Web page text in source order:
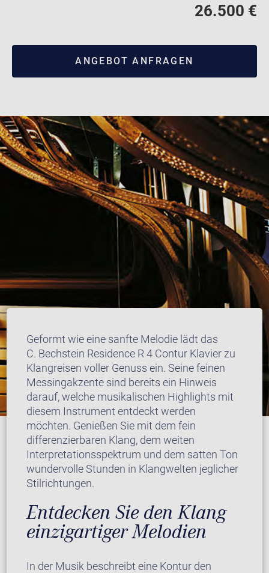
26.500 €
ANGEBOT ANFRAGEN
Geformt wie eine sanfte Melodie lädt das
C. Bechstein Residence R 4 Contur Klavier zu
Klangreisen voller Genuss ein. Seine feinen
Messingakzente sind bereits ein Hinweis
darauf, welche musikalischen Highlights mit
diesem Instrument entdeckt werden
möchten. Genießen Sie mit dem fein
differenzierbaren Klang, dem weiten
Interpretationsspektrum und dem satten Ton
wundervolle Stunden in Klangwelten jeglicher
Stilrichtungen.
Entdecken Sie den Klang
einzigartiger Melodien
In der Musik beschreibt eine Kontur den